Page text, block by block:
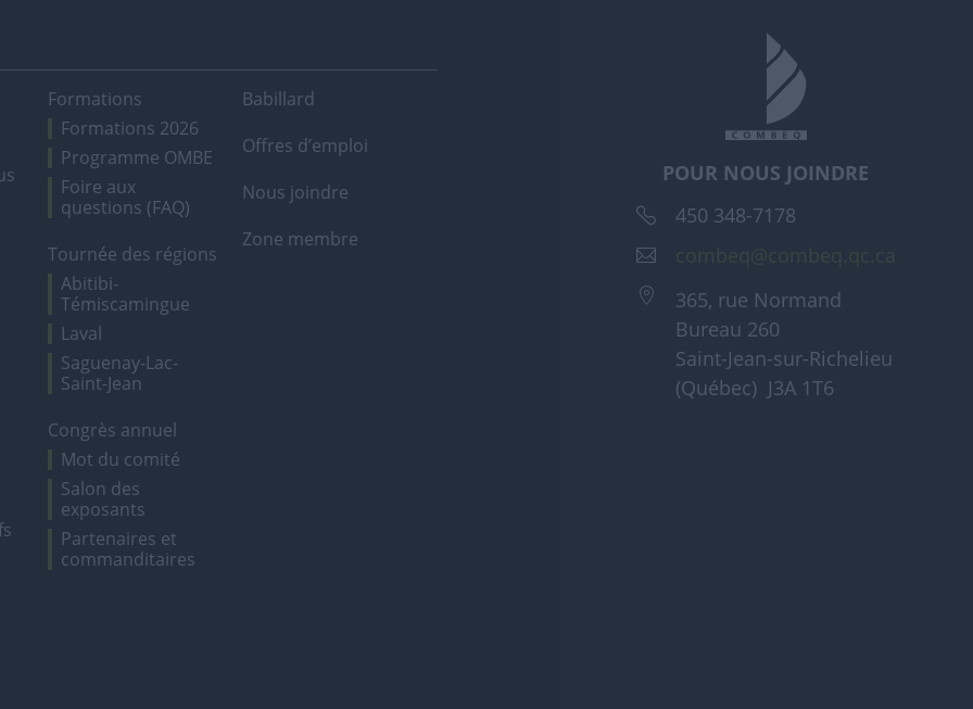
Formations
Formations 2026
Programme OMBE
Foire aux
questions (FAQ)
Tournée des régions
Abitibi-
Témiscamingue
Laval
Saguenay-Lac-
Saint-Jean
Congrès annuel
Mot du comité
Salon des
exposants
Partenaires et
commanditaires
Babillard
Offres d’emploi
Nous joindre
Zone membre
POUR NOUS JOINDRE
450 348-7178
365, rue Normand
Bureau 260
Saint-Jean-sur-Richelieu
(Québec) J3A 1T6